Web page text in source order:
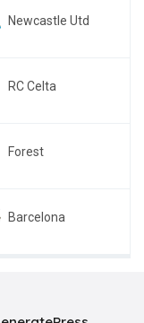
Newcastle Utd
RC Celta
Forest
Barcelona